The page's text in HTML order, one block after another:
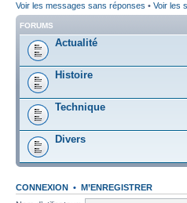
Voir les messages sans réponses • Voir les
FORUMS
Actualité
Histoire
Technique
Divers
CONNEXION • M’ENREGISTRER